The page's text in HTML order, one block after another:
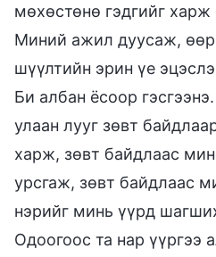
мөхөстөнө гэдгийг харж
Миний ажил дуусаж,
шүүлтийн эрин үе
Би албан ёсоор
улаан лууг зөвт
харж, зөвт байдлаас
урсгаж, зөвт байдлаас
нэрийг минь үүрд
Одоогоос та нар үүргээ